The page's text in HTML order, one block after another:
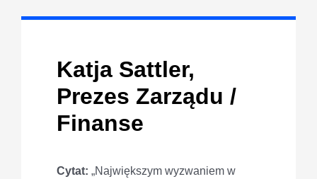
Katja Sattler,
Prezes Zarządu /
Finanse
Cytat: „Największym wyzwaniem w